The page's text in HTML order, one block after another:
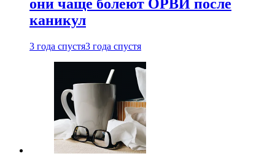
они чаще болеют ОРВИ после
каникул
3 года спустя3 года спустя